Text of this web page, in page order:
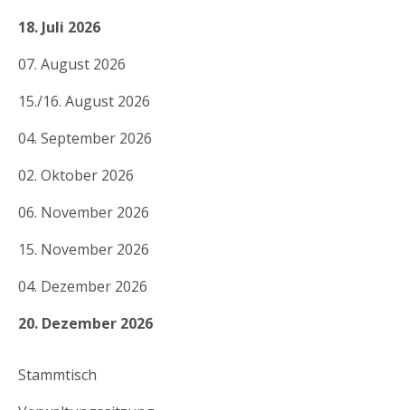
18. Juli 2026
07. August 2026
15./16. August 2026
04. September 2026
02. Oktober 2026
06. November 2026
15. November 2026
04. Dezember 2026
20. Dezember 2026
Stammtisch